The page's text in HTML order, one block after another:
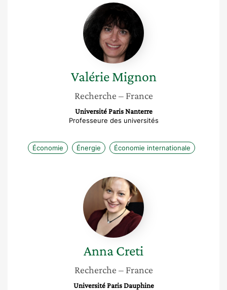
Valérie
Mignon
Valérie Mignon
Recherche – France
Université Paris Nanterre
Professeure des universités
Économie Énergie Économie internationale
Anna
Creti
AnnaCreti
Recherche – France
Université Paris Dauphine